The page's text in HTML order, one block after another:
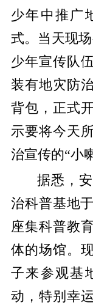
少年中推广
式。 当天现
少年宣传队伍
装有地灾防
背包，正式
示要将今天
治宣传的“小
据悉，
治科普基地于
座集科普教
体的场馆。
子来参观基
动，特别幸